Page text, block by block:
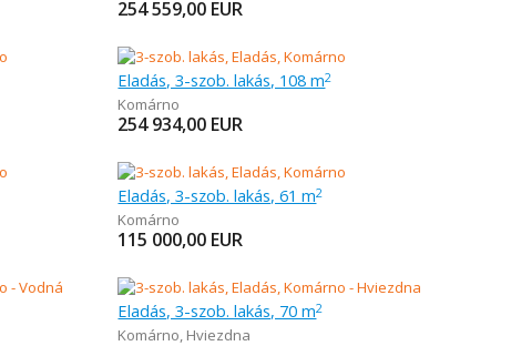
254 559,00 EUR
Eladás, 3-szob. lakás, 108 m2
Komárno
254 934,00 EUR
Eladás, 3-szob. lakás, 61 m2
Komárno
115 000,00 EUR
Eladás, 3-szob. lakás, 70 m2
Komárno, Hviezdna